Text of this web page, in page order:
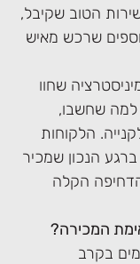
הטוב שקיבל,
שרכש מאיש
שחוו
למה שחשבו,
הלקוחות
הנכון שמכיר
הקלה
המכירה?
בקרב